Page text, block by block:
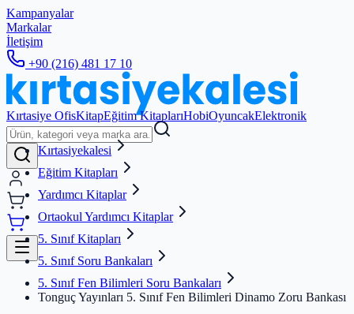
Kampanyalar
Markalar
İletişim
+90 (216) 481 17 10
Kırtasiye OfisKitapEğitim KitaplarıHobiOyuncakElektronik
Kırtasiyekalesi
Eğitim Kitapları
Yardımcı Kitaplar
Ortaokul Yardımcı Kitaplar
5. Sınıf Kitapları
5. Sınıf Soru Bankaları
5. Sınıf Fen Bilimleri Soru Bankaları
Tonguç Yayınları 5. Sınıf Fen Bilimleri Dinamo Zoru Bankası